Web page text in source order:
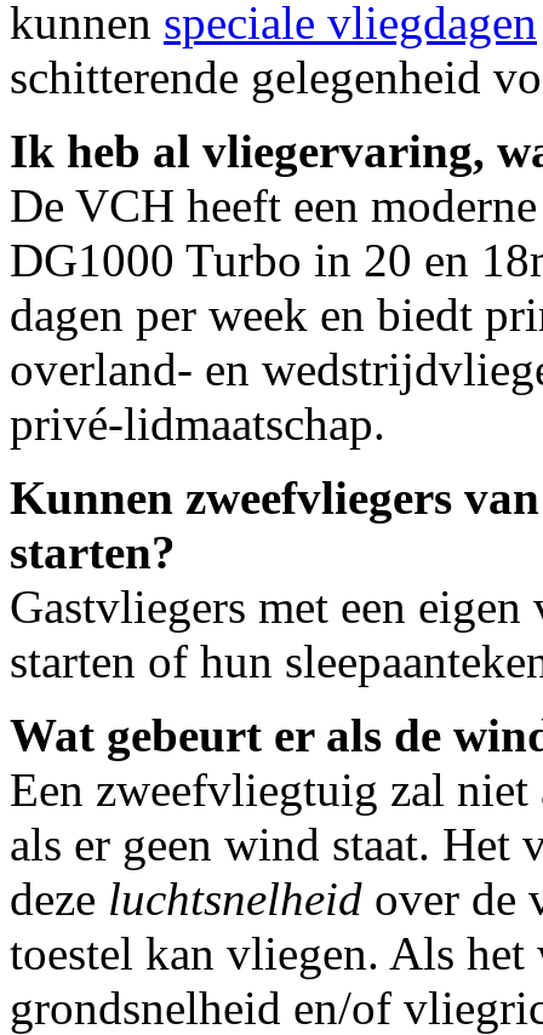
kunnen speciale vliegdagen
schitterende gelegenheid
Ik heb al vliegervaring,
De VCH heeft een
DG1000 Turbo in 20 en
dagen per week en biedt
overland- en
privé-lidmaatschap.
Kunnen zweefvliegers
starten?
Gastvliegers met een
starten of hun
Wat gebeurt er als de
Een zweefvliegtuig zal
als er geen wind staat.
deze luchtsnelheid over de
toestel kan vliegen. Als het
grondsnelheid en/of